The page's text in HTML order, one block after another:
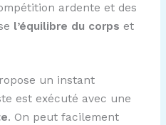
ardente et des
l’équilibre du corps et
un instant
est exécuté avec une
. On peut facilement